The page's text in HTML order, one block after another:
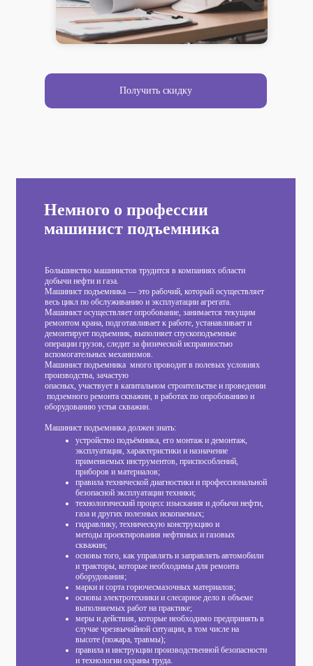
Получить скидку
Немного о профессии
машинист подъемника
Большинство машинистов трудится в компаниях области
добычи нефти и газа.
Машинист подъемника — это рабочий, который осуществляет
весь цикл по обслуживанию и эксплуатации агрегата.
Машинист осуществляет опробование, занимается текущим
ремонтом крана, подготавливает к работе, устанавливает и
демонтирует подъемник, выполняет спускоподъемные
операции грузов, следит за физической исправностью
вспомогательных механизмов.
Машинист подъемника много проводит в полевых условиях
производства, зачастую
опасных, участвует в капитальном строительстве и проведении
подземного ремонта скважин, в работах по опробованию и
оборудованию устья скважин.
Машинист подъемника должен знать:
устройство подъёмника, его монтаж и демонтаж,
эксплуатация, характеристики и назначение
применяемых инструментов, приспособлений,
приборов и материалов;
правила технической диагностики и профессиональной
безопасной эксплуатации техники;
технологический процесс изыскания и добычи нефти,
газа и других полезных ископаемых;
гидравлику, техническую конструкцию и
методы проектирования нефтяных и газовых
скважин;
основы того, как управлять и заправлять автомобили
и тракторы, которые необходимы для ремонта
оборудования;
марки и сорта горючесмазочных материалов;
основы электротехники и слесарное дело в объеме
выполняемых работ на практике;
меры и действия, которые необходимо предпринять в
случае чрезвычайной ситуации, в том числе на
высоте (пожара, травмы);
правила и инструкции производственной безопасности
и технологии охраны труда.